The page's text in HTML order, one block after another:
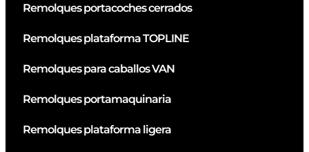
Remolques portacoches cerrados
Remolques plataforma TOPLINE
Remolques para caballos VAN
Remolques portamaquinaria
Remolques plataforma ligera